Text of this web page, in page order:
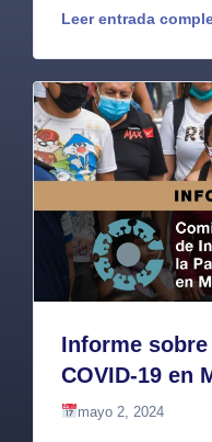
Leer entrada
Informe
COVID-19 en
mayo 2, 2024